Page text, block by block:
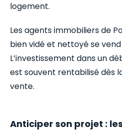
logement.
Les agents immobiliers de
bien vidé et nettoyé se
L’investissement dans un
est souvent rentabilisé dès
vente.
Anticiper son projet :